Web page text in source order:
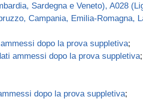
Sardegna e Veneto), A028
Campania, Emilia-Romagna,
dopo la prova suppletiva;
ammessi dopo la prova suppletiva;
dopo la prova suppletiva;